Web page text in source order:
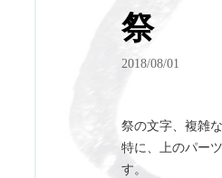
祭
2018/08/01
祭の文字、複雑
特に、上のパー
す。